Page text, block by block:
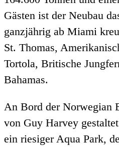
Gästen ist der Neubau
ganzjährig ab Miami
St. Thomas,
Tortola, Britische
Bahamas.
An Bord der Norwegian
von Guy Harvey
ein riesiger Aqua Park,